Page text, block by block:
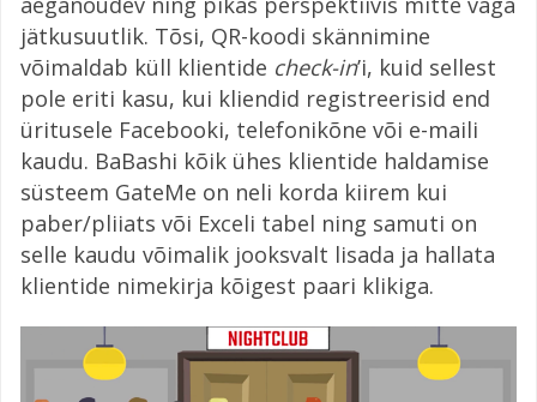
jätkusuutlik. Tõsi, QR-koodi skännimine
võimaldab küll klientide check-in’i, kuid sellest
pole eriti kasu, kui kliendid registreerisid end
üritusele Facebooki, telefonikõne või e-maili
kaudu. BaBashi kõik ühes klientide haldamise
süsteem GateMe on neli korda kiirem kui
paber/pliiats või Exceli tabel ning samuti on
selle kaudu võimalik jooksvalt lisada ja hallata
klientide nimekirja kõigest paari klikiga.